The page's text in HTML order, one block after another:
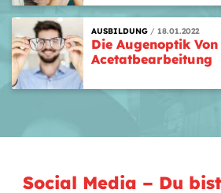
AUSBILDUNG 18.01.2022
Die Augenoptik Von
Acetatbearbeitung
Social Media – Du